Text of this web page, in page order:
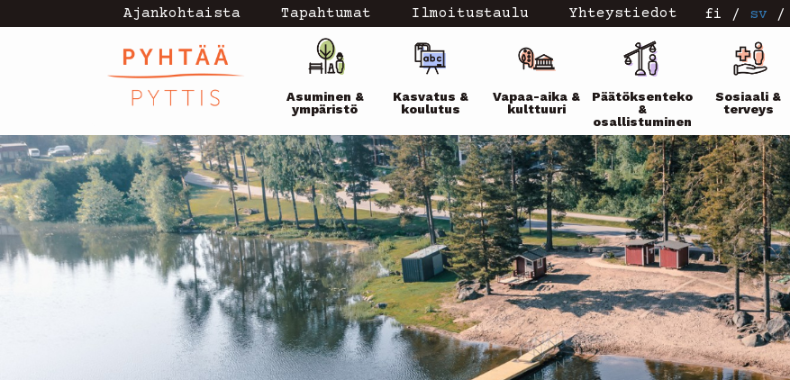
pääsisältöön
Topmenu
-
current
Ajankohtaista Tapahtumat Ilmoitustaulu Yhteystiedot fi / sv /
Päävalikko
Asuminen &
ympäristö
Kasvatus &
koulutus
Vapaa-aika &
kulttuuri
Päätöksenteko
&
osallistuminen
Sosiaali &
terveys